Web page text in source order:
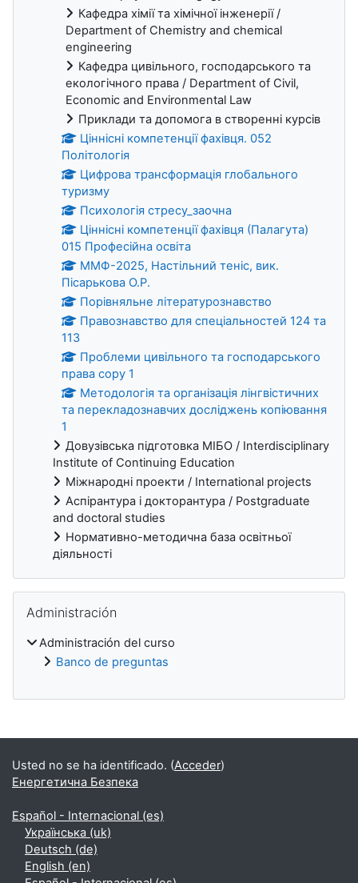
Кафедра хімії та хімічної інженерії /
Department of Chemistry and chemical
engineering
Кафедра цивільного, господарського та
екологічного права / Department of Civil,
Economic and Environmental Law
Приклади та допомога в створенні курсів
Ціннісні компетенції фахівця. 052
Політологія
Цифрова трансформація глобального
туризму
Психологія стресу_заочна
Ціннісні компетенції фахівця (Палагута)
015 Професійна освіта
ММФ-2025, Настільний теніс, вик.
Пісарькова О.Р.
Порівняльне літературознавство
Правознавство для спеціальностей 124 та
113
Проблеми цивільного та господарського
права copy 1
Методологія та організація лінгвістичних
та перекладознавчих досліджень копіювання
1
Довузівська підготовка МІБО / Interdisciplinary
Institute of Continuing Education
Міжнародні проекти / International projects
Аспірантура і докторантура / Postgraduate
and doctoral studies
Нормативно-методична база освітньої
діяльності
Administración
Administración del curso
Banco de preguntas
Bloques
Usted no se ha identificado. (Acceder)
Енергетична Безпека
Español - Internacional ‎(es)‎
Українська ‎(uk)‎
Deutsch ‎(de)‎
English ‎(en)‎